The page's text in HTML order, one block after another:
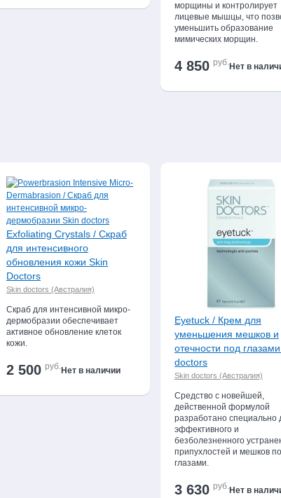
морщины и контролирует
лицевые мышцы, что
уменьшить образование
мимических морщин.
4 850 руб.Нет в
Exfoliating Crystals / Скраб
для интенсивного
обновления кожи Skin
Doctors
Skin doctors (Австралия)
Скраб для интенсивной микро-
дермобразии обеспечивает
активное обновление клеток
кожи.
2 500 руб.Нет в наличии
Eyetuck / Крем для
уменьшения мешков и
отечности под
doctors
Skin doctors (Австралия)
Средство с новейшей,
действенной формулой
разработано специально
эффективного и
безболезненного
припухлостей и мешков
глазами.
3 630 руб.Нет в